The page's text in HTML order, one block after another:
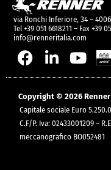
via Ronchi Inferiore, 34 –
Tel +39 051 6618211 – Fax +39
info@renneritalia.com
Copyright © 2026
Capitale sociale Euro
C.F/P. Iva: 02433001209 –
meccanografico BO052481